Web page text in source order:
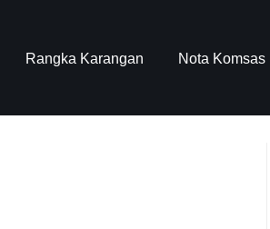
Rangka Karangan Nota Komsas